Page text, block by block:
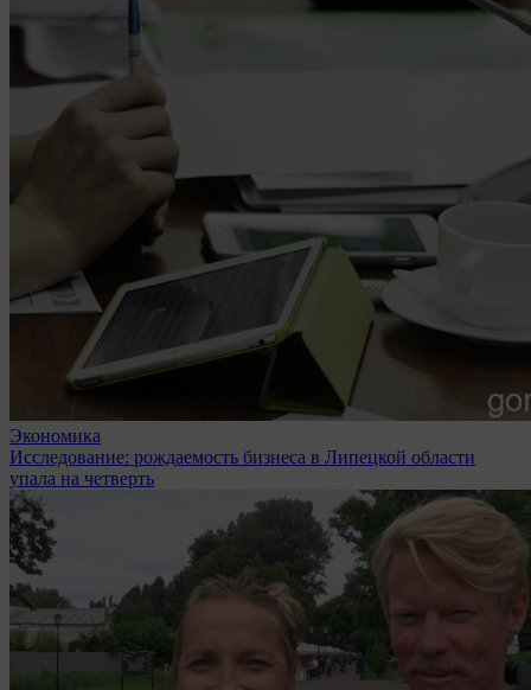
Экономика
Исследование: рождаемость бизнеса в Липецкой области
упала на четверть